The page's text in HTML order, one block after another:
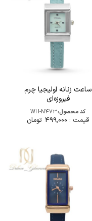
ساعت زنانه اولیجیا چرم
فیروزه‌ای
کد محصول:WH-N473
قیمت : 499,000 تومان